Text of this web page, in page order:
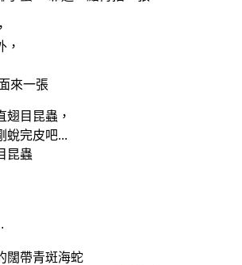
，
翅目昆蟲，
蛻完皮吧...
闊帶青斑海蛇